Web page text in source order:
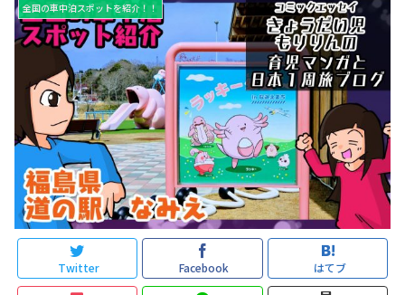
全国の車中泊スポットを紹介！！
Twitter Facebook はてブ